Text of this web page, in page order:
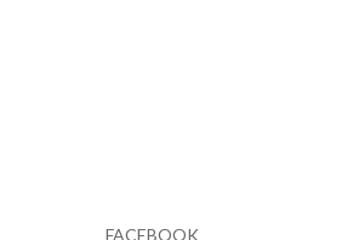
FACEBOOK